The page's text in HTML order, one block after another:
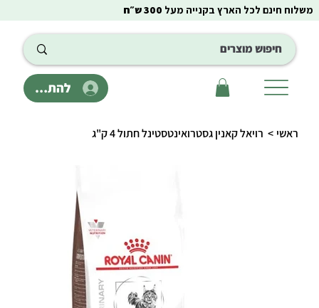
להתחבר
משלוח חינם לכל הארץ בקנייה מעל 300 ש״ח
ראשי > רויאל קאנין גסטרואינטסטינל חתול 4 ק"ג